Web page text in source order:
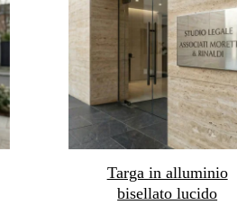
Targa in alluminio
bisellato lucido